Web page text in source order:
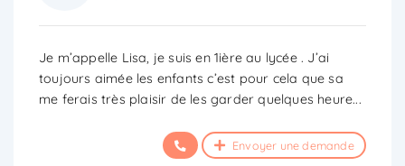
Je m’appelle Lisa, je suis en 1ière au lycée . J’ai
toujours aimée les enfants c’est pour cela que sa
me ferais très plaisir de les garder quelques heure...
Envoyer une demande